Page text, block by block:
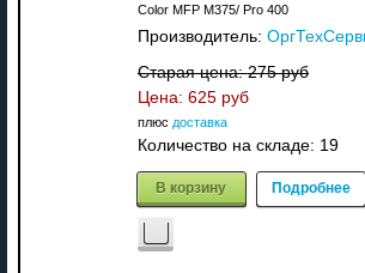
Color MFP M375/ Pro 400
Производитель:
Старая цена:275 руб
Цена: 625 руб
плюс доставка
Количество на складе: 19
В корзину Подробнее